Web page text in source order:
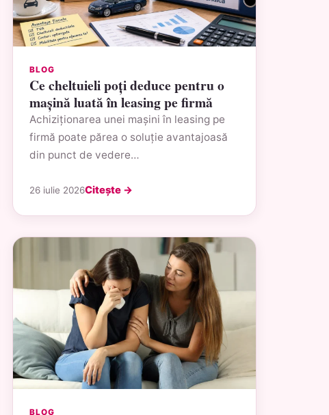
BLOG
Ce cheltuieli poți deduce pentru o
mașină luată în leasing pe firmă
Achiziționarea unei mașini în leasing pe
firmă poate părea o soluție avantajoasă
din punct de vedere…
26 iulie 2026Citește →
BLOG